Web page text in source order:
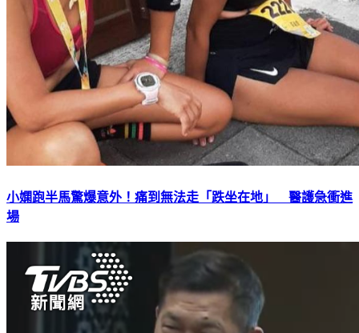
小嫻跑半馬驚爆意外！痛到無法走「跌坐在地」 醫護急衝進
場